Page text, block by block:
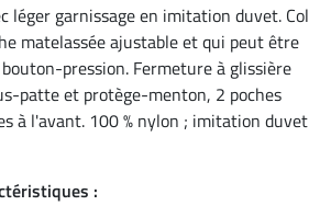
léger garnissage en imitation duvet. Col
matelassée ajustable et qui peut être
pression. Fermeture à glissière
patte et protège-menton, 2 poches
à l'avant. 100 % nylon ; imitation duvet
: